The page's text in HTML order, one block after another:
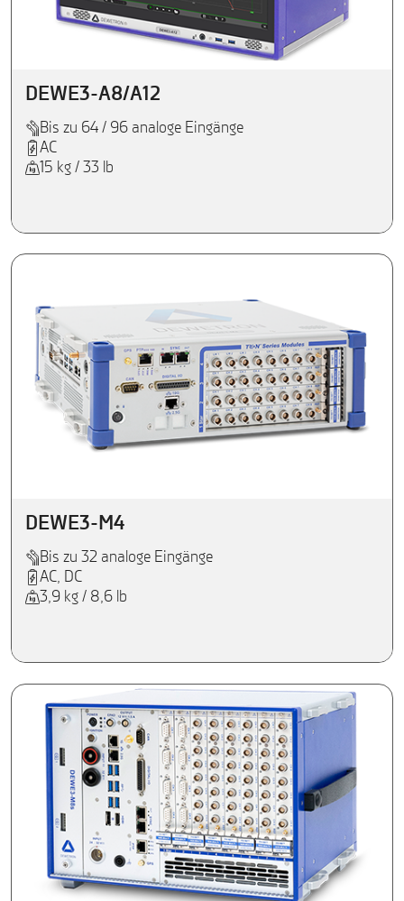
DEWE3-A8/A12
Bis zu 64 / 96 analoge Eingänge
AC
15 kg / 33 lb
DEWE3-M4
Bis zu 32 analoge Eingänge
AC, DC
3,9 kg / 8,6 lb